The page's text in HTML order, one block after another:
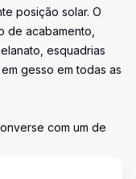
posição solar. O
de acabamento,
esquadrias
gesso em todas as
com um de